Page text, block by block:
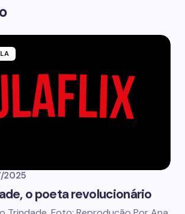
2025
o poeta revolucionário